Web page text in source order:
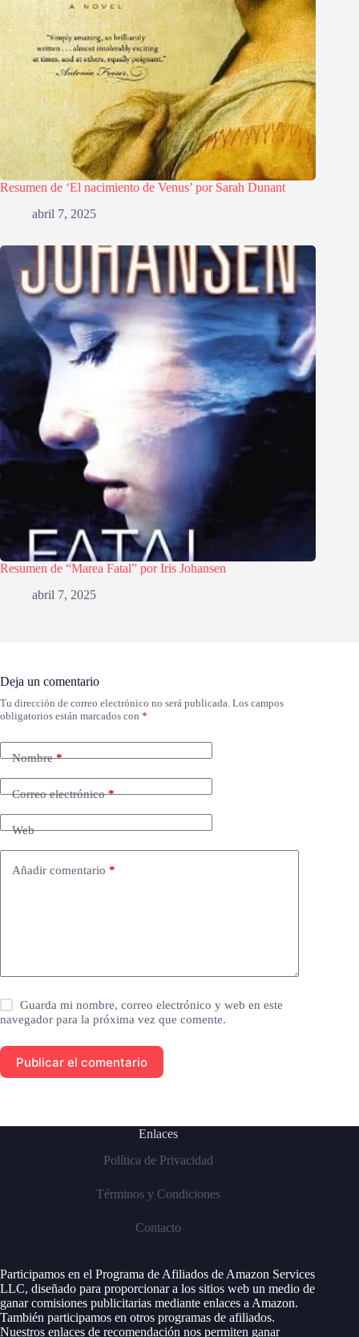
Resumen de ‘El nacimiento de Venus’ por Sarah Dunant
abril 7, 2025
Resumen de “Marea Fatal” por Iris Johansen
abril 7, 2025
Deja un comentario
Tu dirección de correo electrónico no será publicada. Los campos
obligatorios están marcados con *
Nombre*
Correo electrónico*
Web
Añadir comentario *
Guarda mi nombre, correo electrónico y web en este
navegador para la próxima vez que comente.
Publicar el comentario
Enlaces
Política de Privacidad
Términos y Condiciones
Contacto
Participamos en el Programa de Afiliados de Amazon Services
LLC, diseñado para proporcionar a los sitios web un medio de
ganar comisiones publicitarias mediante enlaces a Amazon.
También participamos en otros programas de afiliados.
Nuestros enlaces de recomendación nos permiten ganar